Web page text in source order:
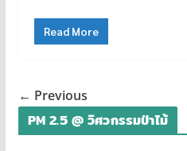
Read More
← Previous
PM 2.5 @ วิศวกรรมป่าไม้